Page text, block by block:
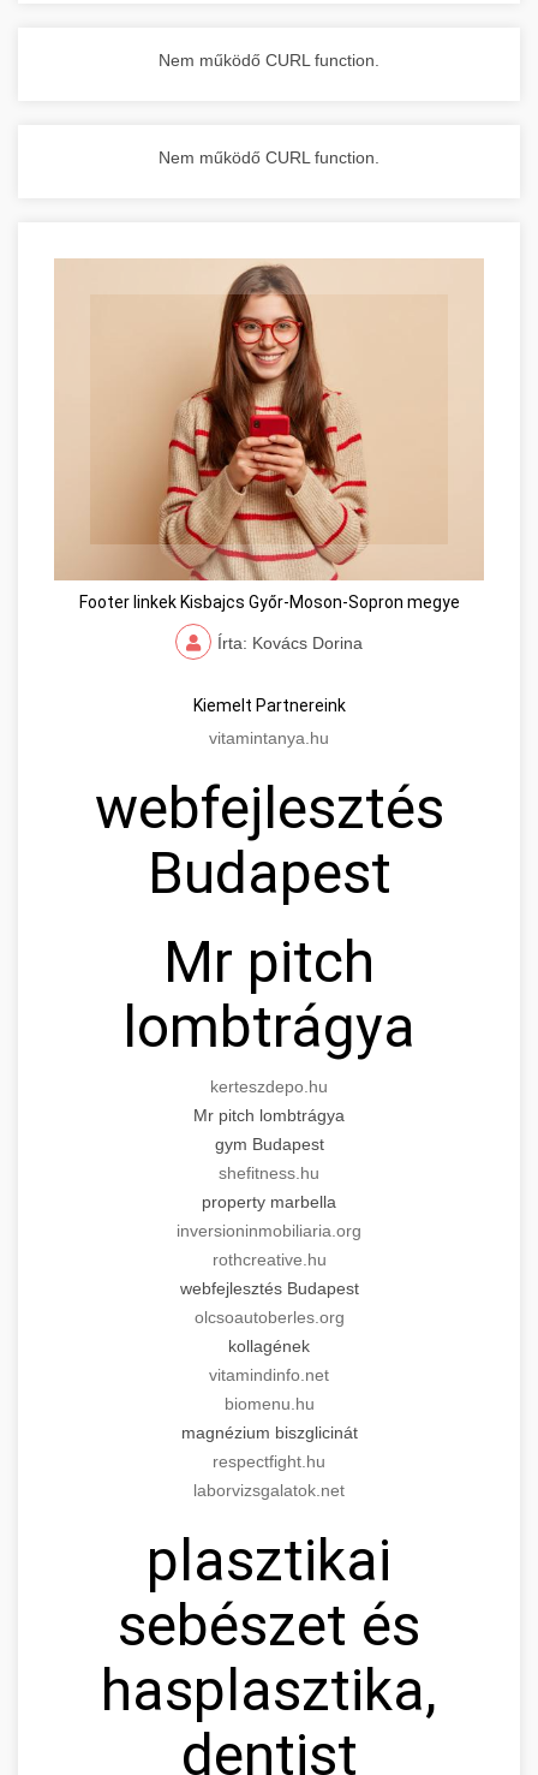
Nem működő CURL function.
Nem működő CURL function.
Footer linkek Kisbajcs Győr-Moson-Sopron megye
Írta: Kovács Dorina
Kiemelt Partnereink
vitamintanya.hu
webfejlesztés
Budapest
Mr pitch
lombtrágya
kerteszdepo.hu
Mr pitch lombtrágya
gym Budapest
shefitness.hu
property marbella
inversioninmobiliaria.org
rothcreative.hu
webfejlesztés Budapest
olcsoautoberles.org
kollagének
vitamindinfo.net
biomenu.hu
magnézium biszglicinát
respectfight.hu
laborvizsgalatok.net
plasztikai
sebészet és
hasplasztika,
dentist